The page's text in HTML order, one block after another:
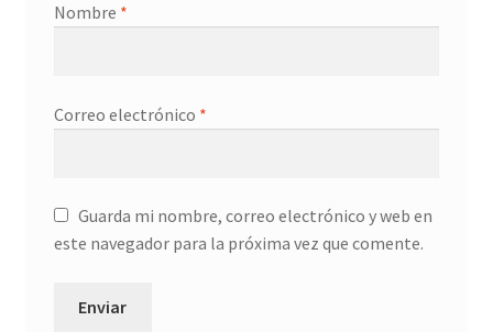
Nombre *
Correo electrónico *
Guarda mi nombre, correo electrónico y web en
este navegador para la próxima vez que comente.